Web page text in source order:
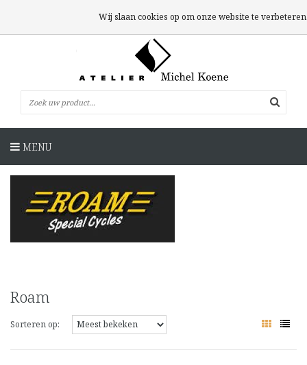
0 Artikelen
MENU
Roam
Sorteren op:
Wij slaan cookies op om onze website te